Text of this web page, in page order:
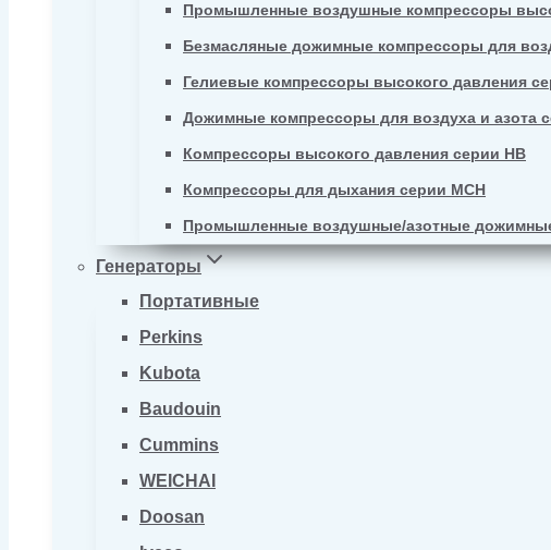
Промышленные воздушные компрессоры
Безмасляные дожимные компрессоры для
Гелиевые компрессоры высокого давления
Дожимные компрессоры для воздуха и азота
Компрессоры высокого давления серии HB
Компрессоры для дыхания серии MCH
Промышленные воздушные/азотные
Генераторы
Портативные
Perkins
Kubota
Baudouin
Cummins
WEICHAI
Doosan